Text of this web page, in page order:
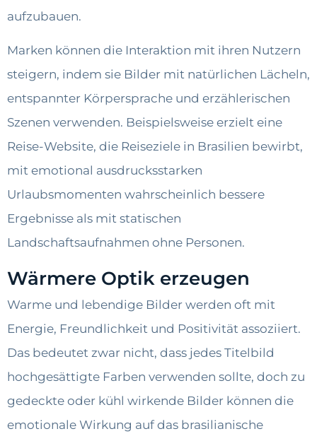
aufzubauen.
Marken können die Interaktion mit ihren Nutzern
steigern, indem sie Bilder mit natürlichen Lächeln,
entspannter Körpersprache und erzählerischen
Szenen verwenden. Beispielsweise erzielt eine
Reise-Website, die Reiseziele in Brasilien bewirbt,
mit emotional ausdrucksstarken
Urlaubsmomenten wahrscheinlich bessere
Ergebnisse als mit statischen
Landschaftsaufnahmen ohne Personen.
Wärmere Optik erzeugen
Warme und lebendige Bilder werden oft mit
Energie, Freundlichkeit und Positivität assoziiert.
Das bedeutet zwar nicht, dass jedes Titelbild
hochgesättigte Farben verwenden sollte, doch zu
gedeckte oder kühl wirkende Bilder können die
emotionale Wirkung auf das brasilianische